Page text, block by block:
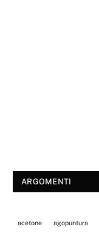
ARGOMENTI
acetone agopuntura